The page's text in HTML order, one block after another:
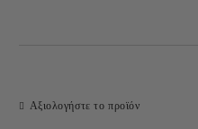
Αξιολογήστε το προϊόν